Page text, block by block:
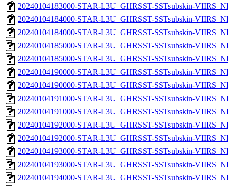
20240104183000-STAR-L3U_GHRSST-SSTsubskin-
20240104184000-STAR-L3U_GHRSST-SSTsubskin-
20240104184000-STAR-L3U_GHRSST-SSTsubskin-
20240104185000-STAR-L3U_GHRSST-SSTsubskin-
20240104185000-STAR-L3U_GHRSST-SSTsubskin-
20240104190000-STAR-L3U_GHRSST-SSTsubskin-
20240104190000-STAR-L3U_GHRSST-SSTsubskin-
20240104191000-STAR-L3U_GHRSST-SSTsubskin-
20240104191000-STAR-L3U_GHRSST-SSTsubskin-
20240104192000-STAR-L3U_GHRSST-SSTsubskin-
20240104192000-STAR-L3U_GHRSST-SSTsubskin-
20240104193000-STAR-L3U_GHRSST-SSTsubskin-
20240104193000-STAR-L3U_GHRSST-SSTsubskin-
20240104194000-STAR-L3U_GHRSST-SSTsubskin-